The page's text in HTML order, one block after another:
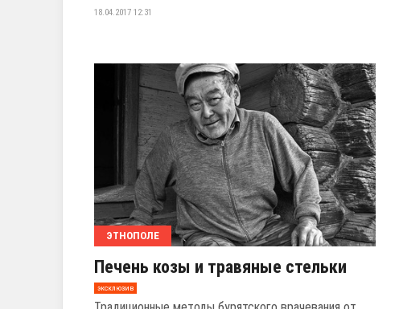
18.04.2017 12:31
ЭТНОПОЛЕ
Печень козы и травяные стельки
эксклюзив